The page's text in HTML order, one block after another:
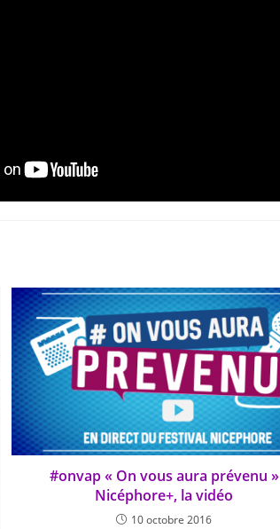
#onvap « On vous aura prévenu »
Nicéphore+, la vidéo
10 octobre 2016